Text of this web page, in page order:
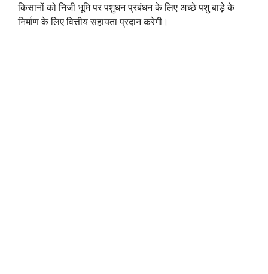
किसानों को निजी भूमि पर पशुधन प्रबंधन के लिए अच्छे पशु बाड़े के
निर्माण के लिए वित्तीय सहायता प्रदान करेगी।